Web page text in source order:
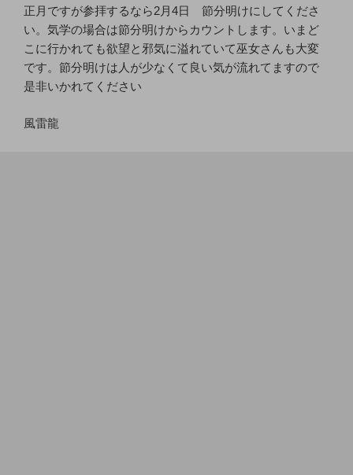
正月ですが参拝するなら2月4日 節分明けにしてくださ
い。気学の場合は節分明けからカウントします。いまど
こに行かれても欲望と邪気に溢れていて巫女さんも大変
です。節分明けは人が少なくて良い気が流れてますので
是非いかれてください
風雷龍